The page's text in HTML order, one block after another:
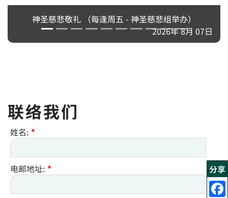
分享
神圣慈悲敬礼 （每逢周五 - 神圣慈悲组举办）
2026年 8月 07日
联络我们
姓名: *
电邮地址: *